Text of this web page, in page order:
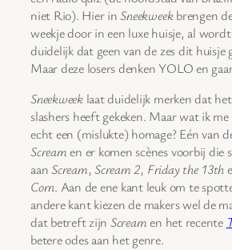
niet Rio). Hier inSneekweekbrengen
weekje door in een luxe huisje, al
duidelijk dat geen van de zes dit huisje
Maar deze losers denken YOLO en
Sneekweeklaat duidelijk merken dat
slashers heeft gekeken. Maar wat ik
echt een (mislukte) homage? Eén van
Screamen er komen scènes voorbij die
aanScream,Scream 2, Friday the 13th
Corn. Aan de ene kant leuk om te
andere kant kiezen de makers wel de
dat betreft zijn Screamen het recente
betere odes aan het genre.